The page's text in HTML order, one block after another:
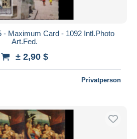
- Maximum Card - 1092 Intl.Photo
Art.Fed.
± 2,90 $
Privatperson